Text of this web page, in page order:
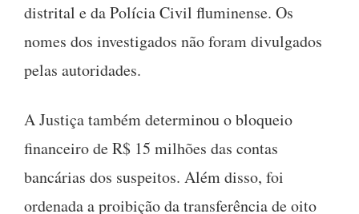
distrital e da Polícia Civil fluminense. Os
nomes dos investigados não foram divulgados
pelas autoridades.
A Justiça também determinou o bloqueio
financeiro de R$ 15 milhões das contas
bancárias dos suspeitos. Além disso, foi
ordenada a proibição da transferência de oito